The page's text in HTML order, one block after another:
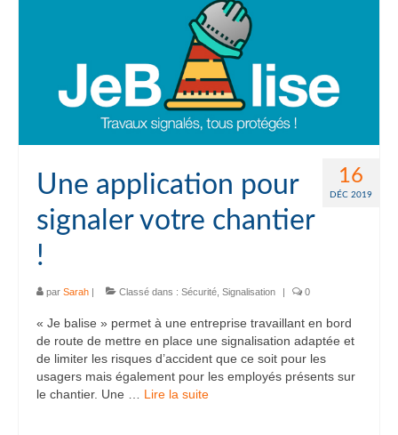
16
DÉC 2019
Une application pour
signaler votre chantier
!
par Sarah | Classé dans : Sécurité Signalisation | 0
« Je balise » permet à une entreprise travaillant en bord
de route de mettre en place une signalisation adaptée et
de limiter les risques d’accident que ce soit pour les
usagers mais également pour les employés présents sur
le chantier. Une … Lire la suite­­